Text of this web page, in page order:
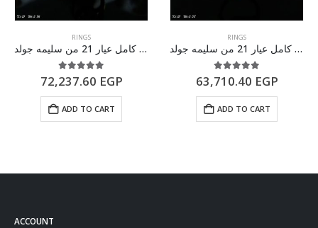
RINGS
خاتم ذهب كامل عيار 21 من سليمه جولد
5.00 out of 5
72,237.60 EGP
ADD TO CART
RINGS
خاتم ذهب كامل عيار 21 من سليمه جولد
5.00 out of 5
63,710.40 EGP
ADD TO CART
ACCOUNT